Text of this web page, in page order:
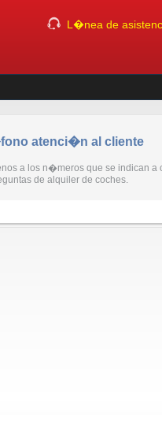
L�nea de
atenci�n al cliente
a los n�meros que se indican a
de alquiler de coches.